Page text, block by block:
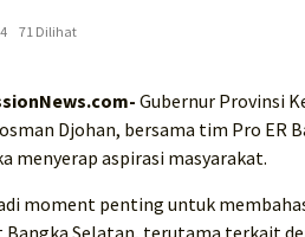
71 Dilihat
Gubernur Provinsi
Djohan, bersama tim Pro ER
menyerap aspirasi masyarakat.
moment penting untuk